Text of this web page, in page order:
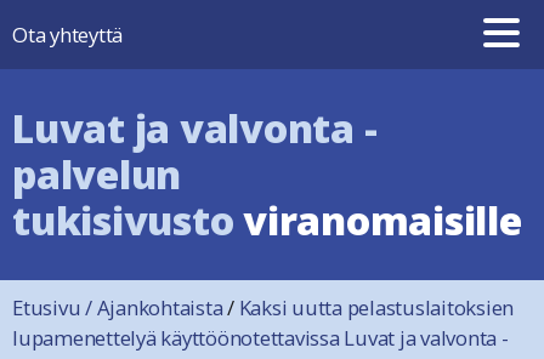
Ota yhteyttä
Luvat ja valvonta -
palvelun
tukisivustoviranomaisille
Etusivu /Ajankohtaista/ Kaksi uutta pelastuslaitoksien
lupamenettelyä käyttöönotettavissa Luvat ja valvonta -